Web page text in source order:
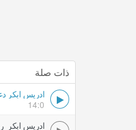
ذات صلة
ادريس ابكر
14:0
ادريس ابكر